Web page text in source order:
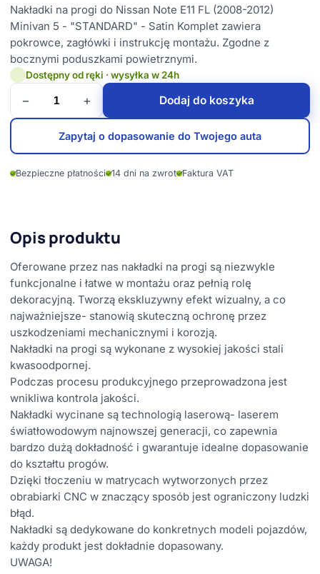
Nakładki na progi do Nissan Note E11 FL (2008-2012)
Minivan 5 - "STANDARD" - Satin Komplet zawiera
pokrowce, zagłówki i instrukcję montażu. Zgodne z
bocznymi poduszkami powietrznymi.
Dostępny od ręki · wysyłka w 24h
− + Dodaj do koszyka
Zapytaj o dopasowanie do Twojego auta
✓Bezpieczne płatności✓14 dni na zwrot✓Faktura VAT
Opis produktu
Oferowane przez nas nakładki na progi są niezwykle
funkcjonalne i łatwe w montażu oraz pełnią rolę
dekoracyjną. Tworzą ekskluzywny efekt wizualny, a co
najważniejsze- stanowią skuteczną ochronę przez
uszkodzeniami mechanicznymi i korozją.
Nakładki na progi są wykonane z wysokiej jakości stali
kwasoodpornej.
Podczas procesu produkcyjnego przeprowadzona jest
wnikliwa kontrola jakości.
Nakładki wycinane są technologią laserową- laserem
światłowodowym najnowszej generacji, co zapewnia
bardzo dużą dokładność i gwarantuje idealne dopasowanie
do kształtu progów.
Dzięki tłoczeniu w matrycach wytworzonych przez
obrabiarki CNC w znaczący sposób jest ograniczony ludzki
błąd.
Nakładki są dedykowane do konkretnych modeli pojazdów,
każdy produkt jest dokładnie dopasowany.
UWAGA!